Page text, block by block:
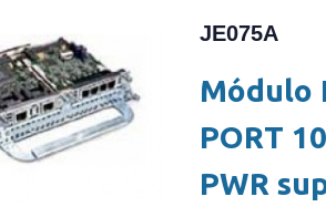
JE075A
Módulo
PORT
PWR